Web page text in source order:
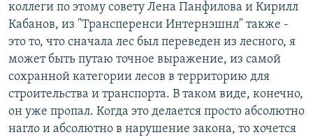
коллеги по этому совету Лена Панфилова и Кирилл
Кабанов, из "Трансперенси Интернэшнл" также -
это то, что сначала лес был переведен из лесного, я
может быть путаю точное выражение, из самой
сохранной категории лесов в территорию для
строительства и транспорта. В таком виде, конечно,
он уже пропал. Когда это делается просто абсолютно
нагло и абсолютно в нарушение закона, то хочется